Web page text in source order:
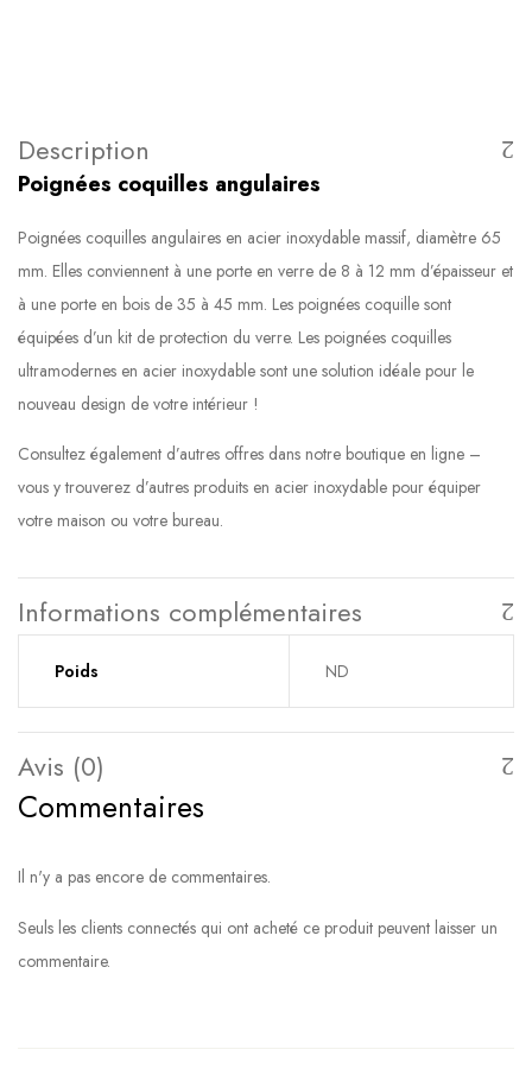
Description
Poignées coquilles angulaires
Poignées coquilles angulaires en acier inoxydable massif, diamètre 65
mm. Elles conviennent à une porte en verre de 8 à 12 mm d’épaisseur et
à une porte en bois de 35 à 45 mm. Les poignées coquille sont
équipées d’un kit de protection du verre. Les poignées coquilles
ultramodernes en acier inoxydable sont une solution idéale pour le
nouveau design de votre intérieur !
Consultez également d’autres offres dans notre boutique en ligne –
vous y trouverez d’autres produits en acier inoxydable pour équiper
votre maison ou votre bureau.
Informations complémentaires
Poids ND
Avis (0)
Commentaires
Il n'y a pas encore de commentaires.
Seuls les clients connectés qui ont acheté ce produit peuvent laisser un
commentaire.